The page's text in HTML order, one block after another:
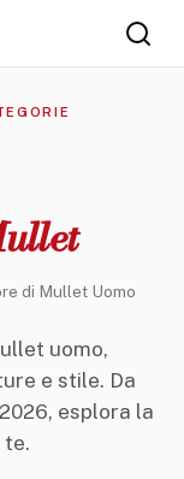
di Mullet Uomo
uomo,
e stile. Da
esplora la